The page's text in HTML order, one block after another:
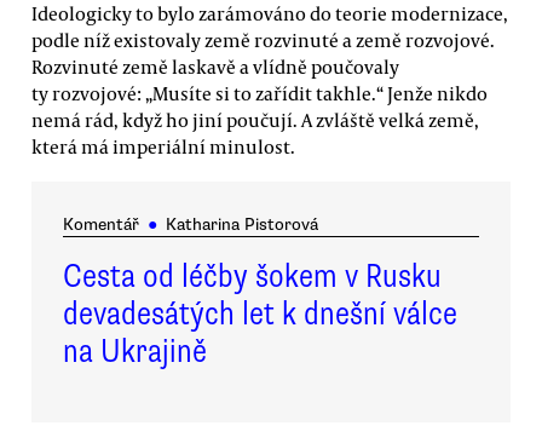
Ideologicky to bylo zarámováno do teorie modernizace,
podle níž existovaly země rozvinuté a země rozvojové.
Rozvinuté země laskavě a vlídně poučovaly
ty rozvojové: „Musíte si to zařídit takhle.“ Jenže nikdo
nemá rád, když ho jiní poučují. A zvláště velká země,
která má imperiální minulost.
Komentář ● Katharina Pistorová
Cesta od léčby šokem v Rusku
devadesátých let k dnešní válce
na Ukrajině